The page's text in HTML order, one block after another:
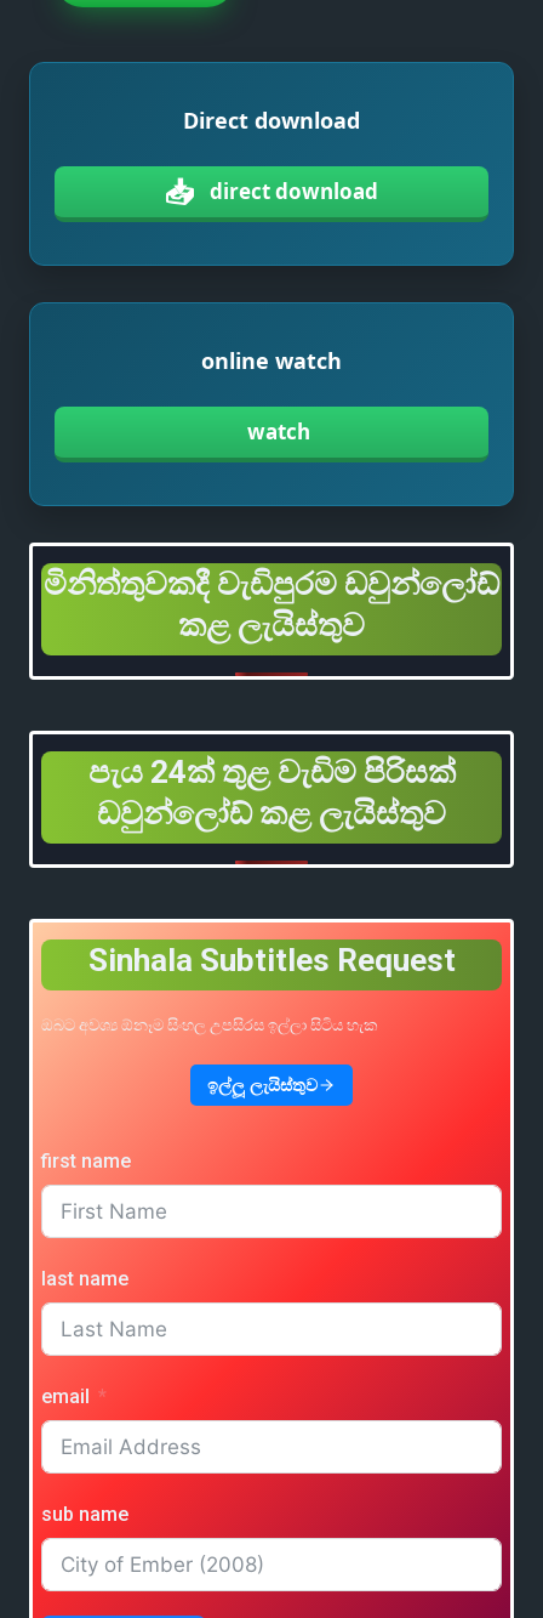
Direct download
📥 direct download
online watch
watch
මිනිත්තුවකදී වැඩිපුරම ඩවුන්ලෝඩ්
කළ ලැයිස්තුව
පැය 24ක් තුළ වැඩිම පිරිසක්
ඩවුන්ලෝඩ් කළ ලැයිස්තුව
Sinhala Subtitles Request
ඔබට අවශ්‍ය ඕනෑම සිංහල උපසිරස ඉල්ලා සිටිය හැක
ඉල්ලූ ලැයිස්තුව
first name
last name
email
sub name